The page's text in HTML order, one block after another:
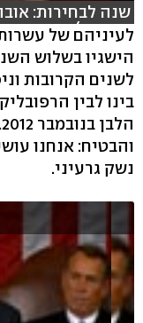
שנה לבחירות:
רויטרס)
לעיניהם של
הישגיו בשלוש
לשנים הקרובות
בינו לבין
והבטיח: אנחנו
נשק גרעיני.